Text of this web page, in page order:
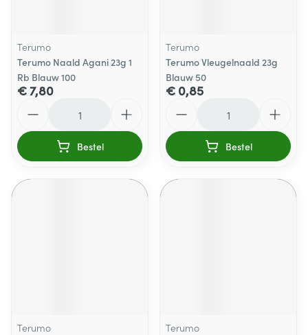
Terumo
Terumo Naald Agani 23g 1
Rb Blauw 100
€ 7,80
Bestel
Terumo
Terumo Vleugelnaald 23g
Blauw 50
€ 0,85
Bestel
Terumo
Terumo